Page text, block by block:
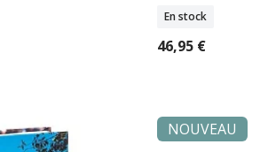
En stock
46,95 €
NOUVEAU